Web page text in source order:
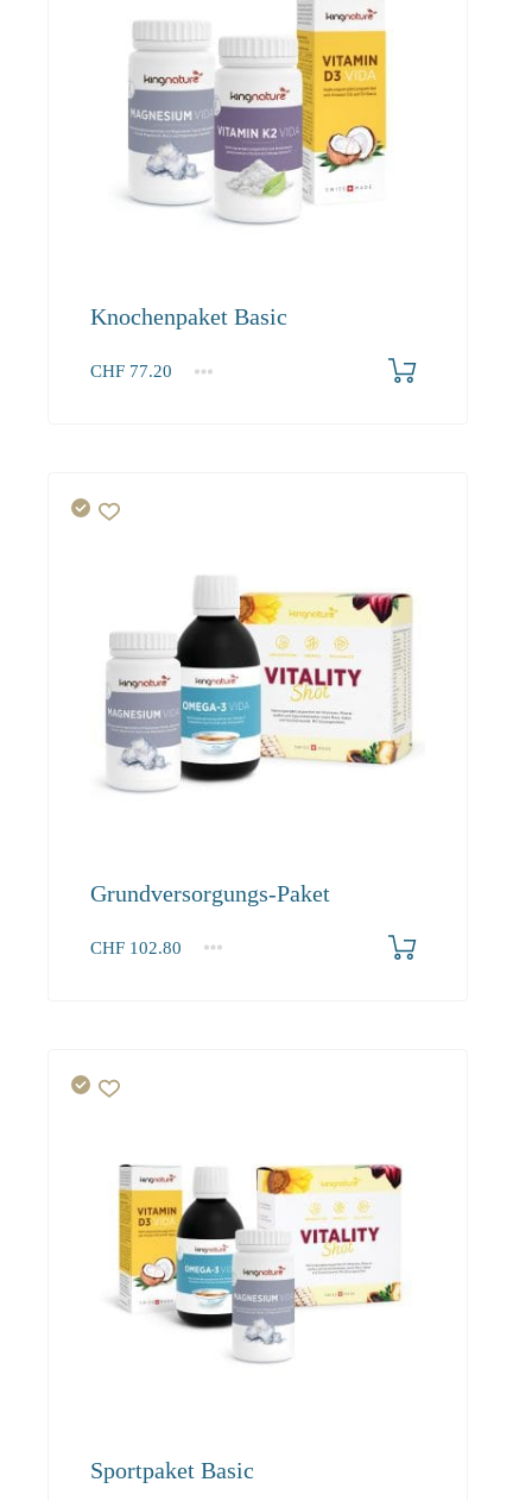
Knochenpaket Basic
CHF 77.20
1+
Grundversorgungs-Paket
CHF 102.80
1+
Sportpaket Basic